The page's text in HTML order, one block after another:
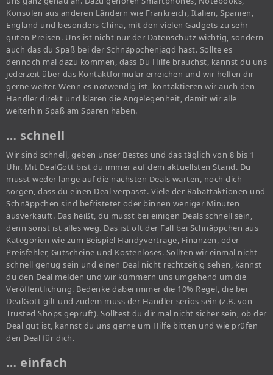
Konsolen aus anderen Ländern wie Frankreich, Italien, Spanien,
England und besonders China, mit den vielen Gadgets zu sehr
guten Preisen. Uns ist nicht nur der Datenschutz wichtig, sondern
auch das du Spaß bei der Schnäppchenjagd hast. Sollte es
dennoch mal dazu kommen, dass Du Hilfe brauchst, kannst du uns
jederzeit über das Kontaktformular erreichen und wir helfen dir
gerne weiter. Wenn es notwendig ist, kontaktieren wir auch den
Händler direkt und klären die Angelegenheit, damit wir alle
weiterhin Spaß am Sparen haben.
… schnell
Wir sind schnell, geben unser Bestes und das täglich von 8 bis 1
Uhr. Mit DealGott bist du immer auf dem aktuellsten Stand. Du
musst weder lange auf die nächsten Deals warten, noch dich
sorgen, dass du einen Deal verpasst. Viele der Rabattaktionen und
Schnäppchen sind befristetet oder binnen weniger Minuten
ausverkauft. Das heißt, du musst bei einigen Deals schnell sein,
denn sonst ist alles weg. Das ist oft der Fall bei Schnäppchen aus
Kategorien wie zum Beispiel Handyverträge, Finanzen, oder
Preisfehler, Gutscheine und Kostenloses. Sollten wir einmal nicht
schnell genug sein und einen Deal nicht rechtzeitig sehen, kannst
du den Deal melden und wir kümmern uns umgehend um die
Veröffentlichung. Bedenke dabei immer die 10% Regel, die bei
DealGott gilt und zudem muss der Händler seriös sein (z.B. von
Trusted Shops geprüft). Solltest du dir mal nicht sicher sein, ob der
Deal gut ist, kannst du uns gerne um Hilfe bitten und wie prüfen
den Deal für dich.
… einfach